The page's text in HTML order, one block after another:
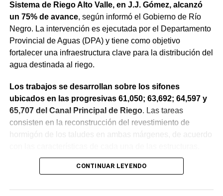
Sistema de Riego Alto Valle, en J.J. Gómez, alcanzó
un 75% de avance, según informó el Gobierno de Río
Negro. La intervención es ejecutada por el Departamento
Provincial de Aguas (DPA) y tiene como objetivo
fortalecer una infraestructura clave para la distribución del
agua destinada al riego.
Los trabajos se desarrollan sobre los sifones
ubicados en las progresivas 61,050; 63,692; 64,597 y
65,707 del Canal Principal de Riego. Las tareas
consisten en la reconstrucción del revestimiento de
hormigón de los taludes en ambas márgenes, de acuerdo
La obra incluye la demolición de losas deterioradas, la
requieren, la ejecución de un nuevo revestimiento de
CONTINUAR LEYENDO